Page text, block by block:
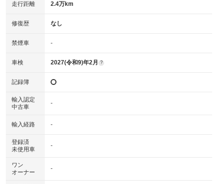
走行距離 2.4万km
修復歴 なし
禁煙車 -
車検 2027(令和9)年2月 ?
記録簿
輸入認定
中古車
-
輸入経路 -
登録済
未使用車
-
ワン
オーナー
-